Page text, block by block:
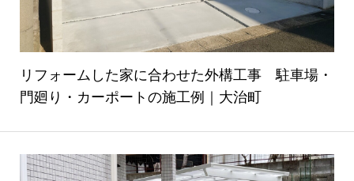
リフォームした家に合わせた外構工事 駐車場・
門廻り・カーポートの施工例｜大治町